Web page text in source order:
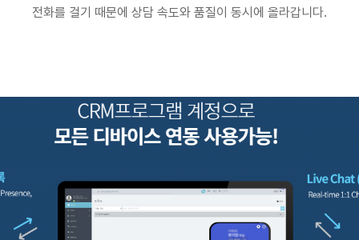
전화를 걸기 때문에 상담 속도와 품질이 동시에 올라갑니다.